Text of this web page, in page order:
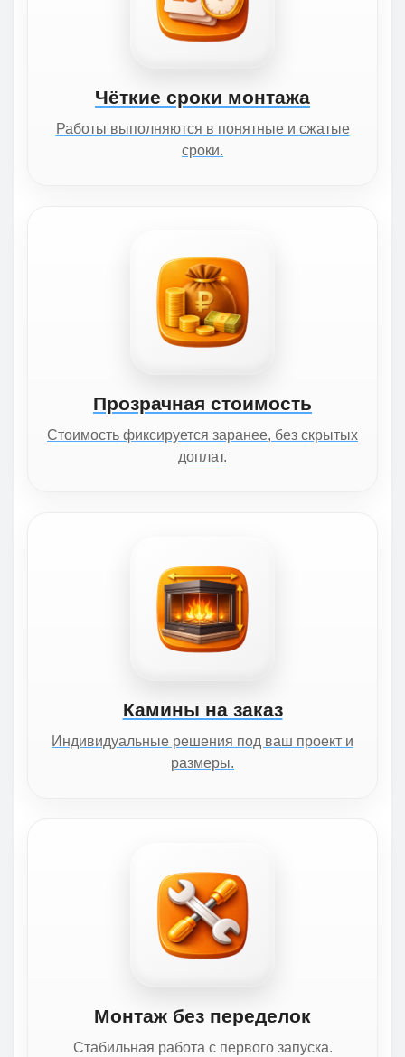
Чёткие сроки монтажа
Работы выполняются в понятные и сжатые
сроки.
Прозрачная стоимость
Стоимость фиксируется заранее, без скрытых
доплат.
Камины на заказ
Индивидуальные решения под ваш проект и
размеры.
Монтаж без переделок
Стабильная работа с первого запуска.